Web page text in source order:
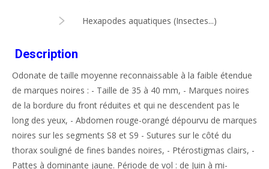
Hexapodes aquatiques (Insectes...)
Description
Odonate de taille moyenne reconnaissable à la faible étendue
de marques noires : - Taille de 35 à 40 mm, - Marques noires
de la bordure du front réduites et qui ne descendent pas le
long des yeux, - Abdomen rouge-orangé dépourvu de marques
noires sur les segments S8 et S9 - Sutures sur le côté du
thorax souligné de fines bandes noires, - Ptérostigmas clairs, -
Pattes à dominante jaune. Période de vol : de Juin à mi-